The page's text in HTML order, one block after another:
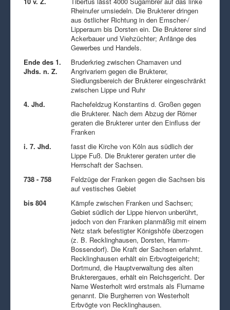
Rheinufer umsiedeln. Die Brukterer dringen
aus östlicher Richtung in den Emscher-/
Lipperaum bis Dorsten ein. Die Brukterer sind
Ackerbauer und Viehzüchter; Anfänge des
Gewerbes und Handels.
Ende des 1.
Jhds. n. Z.
Bruderkrieg zwischen Chamaven und
Angrivariern gegen die Brukterer,
Siedlungsbereich der Brukterer eingeschränkt
zwischen Lippe und Ruhr
4. Jhd.
Rachefeldzug Konstantins d. Großen gegen
die Brukterer. Nach dem Abzug der Römer
geraten die Brukterer unter den Einfluss der
Franken
i. 7. Jhd.
fasst die Kirche von Köln aus südlich der
Lippe Fuß. Die Brukterer geraten unter die
Herrschaft der Sachsen.
738 - 758
Feldzüge der Franken gegen die Sachsen bis
auf vestisches Gebiet
bis 804
Kämpfe zwischen Franken und Sachsen;
Gebiet südlich der Lippe hiervon unberührt,
jedoch von den Franken planmäßig mit einem
Netz stark befestigter Königshöfe überzogen
(z. B. Recklinghausen, Dorsten, Hamm-
Bossendorf). Die Kraft der Sachsen erlahmt.
Recklinghausen erhält ein Erbvogteigericht;
Dortmund, die Hauptverwaltung des alten
Brukterergaues, erhält ein Reichsgericht. Der
Name Westerholt wird erstmals als Flurname
genannt. Die Burgherren von Westerholt
Erbvögte von Recklinghausen.